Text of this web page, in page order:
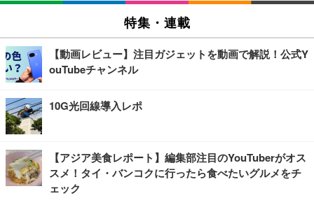
特集・連載
【動画レビュー】注目ガジェットを動画で解説！公式Y
ouTubeチャンネル
10G光回線導入レポ
【アジア美食レポート】編集部注目のYouTuberがオス
スメ！タイ・バンコクに行ったら食べたいグルメをチ
ェック